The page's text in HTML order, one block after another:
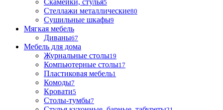
Скамейки, стулья5
Стеллажи металлические80
Сушильные шкафы9
Мягкая мебель
Диваны67
Мебель для дома
Журнальные столы19
Компьютерные столы17
Пластиковая мебель1
Комоды7
Кровати5
Столы-тумбы7